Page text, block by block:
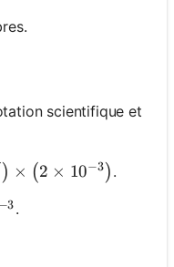
scientifique et
10^7\right)
) × (2 × 10−3) .
10^{-3}
−3.